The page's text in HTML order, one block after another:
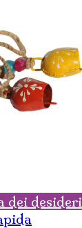
dei desideri